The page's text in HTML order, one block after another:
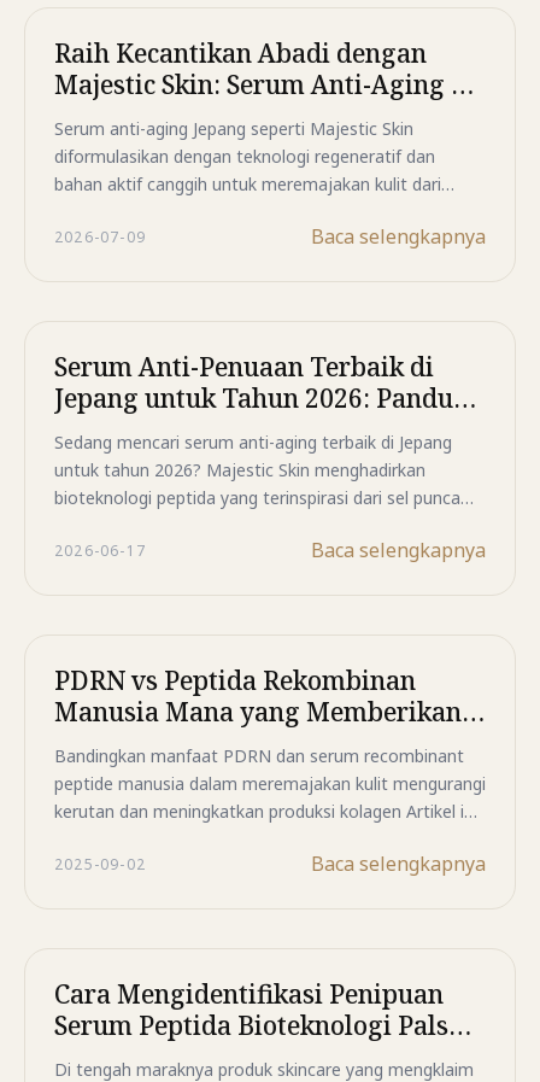
Raih Kecantikan Abadi dengan
Majestic Skin: Serum Anti-Aging &
Kolagen No.1 dari Jepang
Serum anti-aging Jepang seperti Majestic Skin
diformulasikan dengan teknologi regeneratif dan
bahan aktif canggih untuk meremajakan kulit dari
sensitif, dan menawarkan hasil nyata jangka panjang.
2026-07-09 Baca selengkapnya
Serum Anti-Penuaan Terbaik di
Jepang untuk Tahun 2026: Panduan
Berdasarkan Informasi dari
Dermatolog
Sedang mencari serum anti-aging terbaik di Jepang
untuk tahun 2026? Majestic Skin menghadirkan
bioteknologi peptida yang terinspirasi dari sel punca
Polypeptide-11) yang dipadukan dengan kompleks
menyamarkan tanda-tanda penuaan. Temukan
mengapa formula premium ini menjadi pilihan
unggulan bagi mereka yang menginginkan kulit tampak
lebih kencang, halus, dan bercahaya hanya dalam 14
hari.
2026-06-17 Baca selengkapnya
PDRN vs Peptida Rekombinan
Manusia Mana yang Memberikan
Hasil Anti Aging Terbaik
Bandingkan manfaat PDRN dan serum recombinant
peptide manusia dalam meremajakan kulit mengurangi
kerutan dan meningkatkan produksi kolagen Artikel ini
jangka panjang dari dua bahan unggulan perawatan
2025-09-02 Baca selengkapnya
Cara Mengidentifikasi Penipuan
Serum Peptida Bioteknologi Palsu:
Panduan Lengkap
Di tengah maraknya produk skincare yang mengklaim